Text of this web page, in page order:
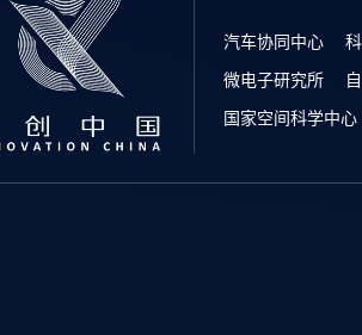
汽车协同中心
微电子研究所
国家空间科学中心